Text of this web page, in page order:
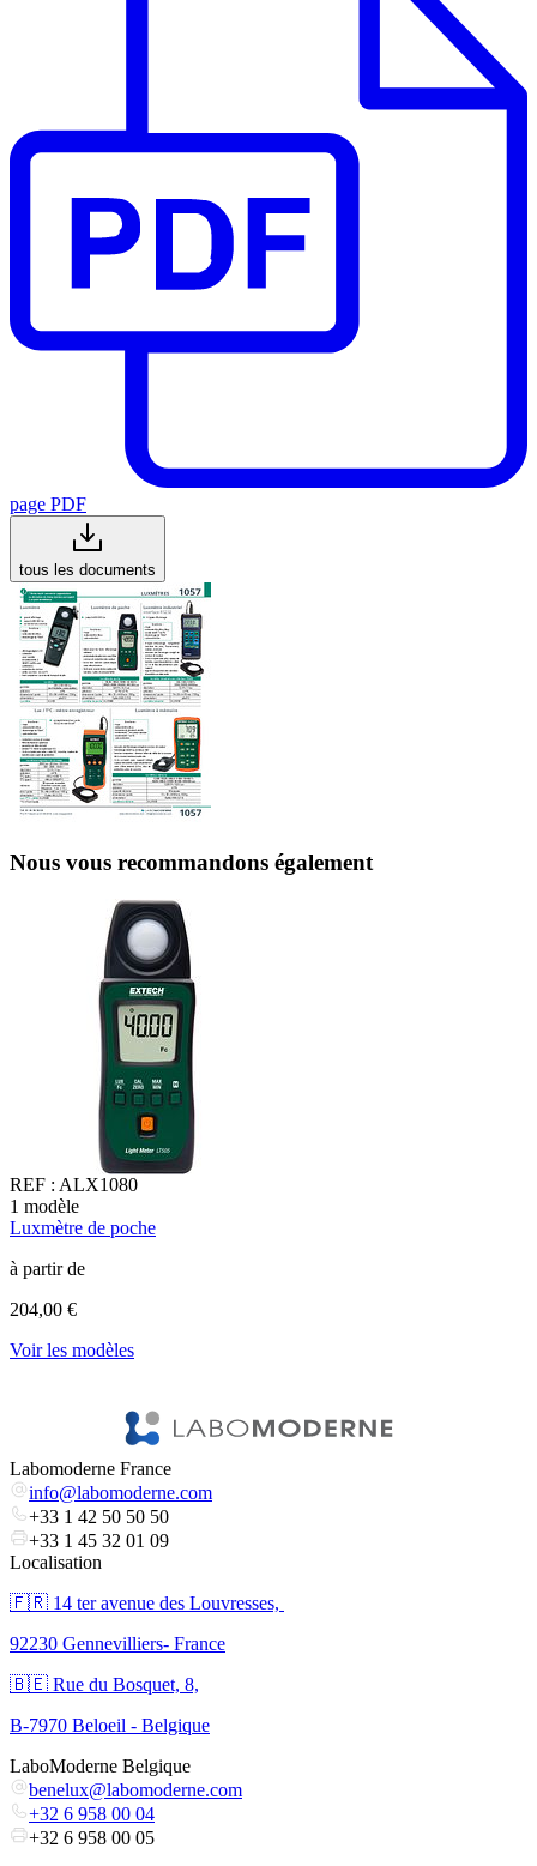
page PDF
tous les documents
Nous vous recommandons également
REF : ALX1080
1 modèle
Luxmètre de poche
à partir de
204,00 €
Voir les modèles
Labomoderne France
info@labomoderne.com
+33 1 42 50 50 50
+33 1 45 32 01 09
Localisation
🇫🇷 ​14 ter avenue des Louvresses,
92230 Gennevilliers- France
🇧🇪 Rue du Bosquet, 8,
B-7970 Beloeil - Belgique
LaboModerne Belgique
benelux@labomoderne.com
+32 6 958 00 04
+32 6 958 00 05